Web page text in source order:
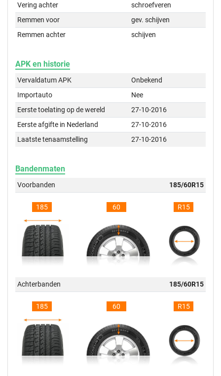
Vering achter
schroefveren
Remmen voor
gev. schijven
Remmen achter
schijven
APK en historie
Vervaldatum APK
Onbekend
Importauto
Nee
Eerste toelating op de wereld
27-10-2016
Eerste afgifte in Nederland
27-10-2016
Laatste tenaamstelling
27-10-2016
Bandenmaten
Voorbanden 185/60R15
185 60 R15
Achterbanden 185/60R15
185 60 R15